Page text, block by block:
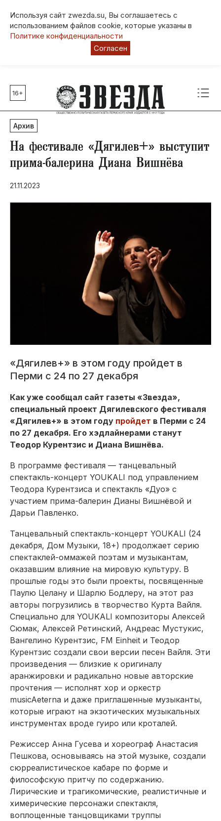
Используя сайт zwezda.su, Вы соглашаетесь с
использованием файлов cookie, которые указаны в
Политике конфиденциальности
Согласен
Главные темы
80 лет Победы
Молодежная столица РФ
СВО
Выборы в Пермском крае
Социальная поддержка
Инфраструктура
Благоустройство
16+
Архив
На фестивале «Дягилев+» выступит
прима-балерина Диана Вишнёва
21.11.2023
«Дягилев+» в этом году пройдет в
Перми с 24 по 27 декабря
Как уже сообщал сайт газеты «Звезда»,
специальный проект Дягилевского фестиваля
«Дягилев+» в этом году пройдет в Перми с 24
по 27 декабря. Его хэдлайнерами станут
Теодор Курентзис и Диана Вишнёва.
В программе фестиваля — танцевальный
спектакль-концерт YOUKALI под управлением
Теодора Курентзиса и спектакль «Дуо» с
участием прима-балерин Дианы Вишнёвой и
Дарьи Павленко.
Танцевальный спектакль-концерт YOUKALI (24
декабря, Дом Музыки, 18+) продолжает серию
спектаклей-оммажей поэтам и музыкантам,
оказавшим влияние на мировую культуру. В
прошлые годы это были проекты, посвященные
Паулю Целану и Шарлю Бодлеру, на этот раз
авторы погрузились в творчество Курта Вайля.
Специально для YOUKALI композиторы Алексей
Сюмак, Алексей Ретинский, Андреас Мустукис,
Вангелино Курентзис, FM Einheit и Теодор
Курентзис создали свои версии песен Вайля. Эти
произведения — близкие к оригиналу
аранжировки и радикально новые авторские
прочтения — исполнят хор и оркестр
musicAeterna и даже приглашенные музыканты,
которые играют на экзотических музыкальных
инструментах вроде гуиро или кроталей.
Режиссер Анна Гусева и хореограф Анастасия
Пешкова, основываясь на этой музыке, создали
сюрреалистическое кабаре по форме и
философскую притчу по содержанию.
Лирические и трагикомические, реалистичные и
химерические персонажи спектакля,
воплощенные танцовщиками труппы